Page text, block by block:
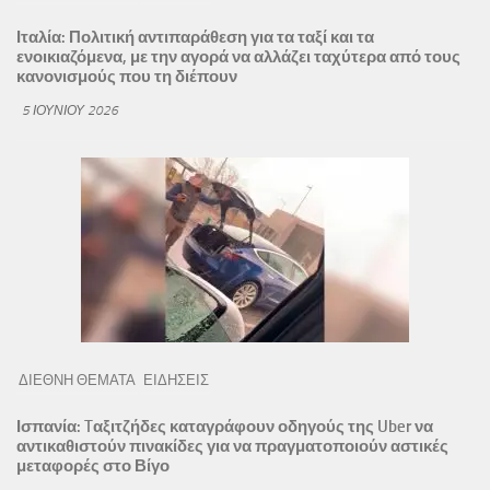
Ιταλία: Πολιτική αντιπαράθεση για τα ταξί και τα
ενοικιαζόμενα, με την αγορά να αλλάζει ταχύτερα από τους
κανονισμούς που τη διέπουν
5 ΙΟΥΝΊΟΥ 2026
ΔΙΕΘΝΗ ΘΕΜΑΤΑ ΕΙΔΗΣΕΙΣ
Ισπανία: Tαξιτζήδες καταγράφουν οδηγούς της Uber να
αντικαθιστούν πινακίδες για να πραγματοποιούν αστικές
μεταφορές στο Βίγο